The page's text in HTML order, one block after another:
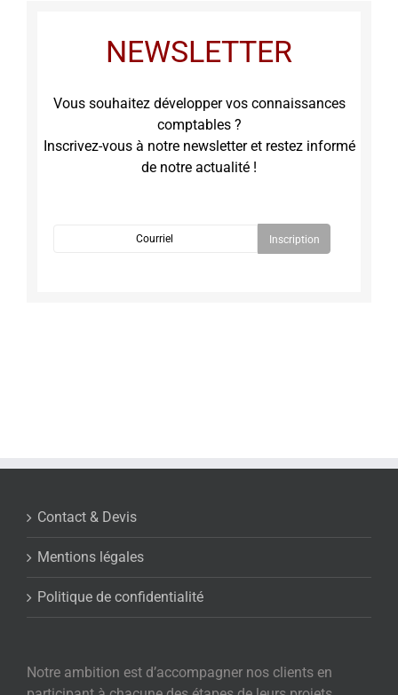
NEWSLETTER
Vous souhaitez développer vos connaissances
comptables ?
Inscrivez-vous à notre newsletter et restez informé
de notre actualité !
Contact & Devis
Mentions légales
Politique de confidentialité
Notre ambition est d’accompagner nos clients en